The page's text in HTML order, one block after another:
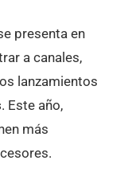
presenta en
a canales,
lanzamientos
. Este año,
más